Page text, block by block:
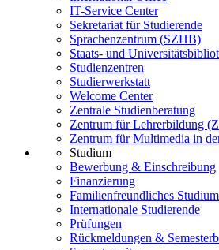
IT-Service Center
Sekretariat für Studierende
Sprachenzentrum (SZHB)
Staats- und
Studienzentren
Studierwerkstatt
Welcome Center
Zentrale Studienberatung
Zentrum für Lehrerbildung
Zentrum für Multimedia in
Studium
Bewerbung & Einschreibung
Finanzierung
Familienfreundliches Studium
Internationale Studierende
Prüfungen
Rückmeldungen &